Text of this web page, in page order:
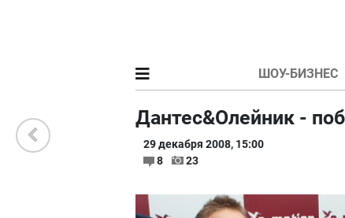
ШОУ-БИЗНЕС
Дантес&Олейник -
29 декабря 2008, 15:00
8
23